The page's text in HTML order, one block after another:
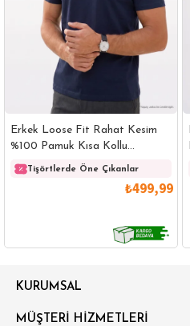
Erkek Loose Fit Rahat Kesim
%100 Pamuk Kısa Kollu
Lacivert Bisiklet Yaka Tişört
Tişörtlerde Öne Çıkanlar
₺499,99
KURUMSAL
MÜŞTERİ HİZMETLERİ